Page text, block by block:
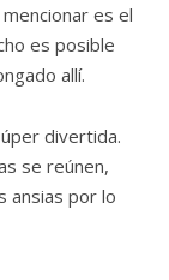
es el
es posible
allí.
divertida.
se reúnen,
ansias por lo